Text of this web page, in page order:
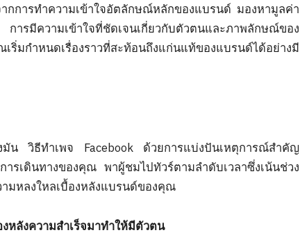
กการทำความเข้าใจอัตลักษณ์หลักของแบรนด์ มองหามูลค่า
ารมีความเข้าใจที่ชัดเจนเกี่ยวกับตัวตนและภาพลักษณ์ของ
นดเรื่องราวที่สะท้อนถึงแก่นแท้ของแบรนด์ได้อย่างมี
มัน วิธีทำเพจ Facebook ด้วยการแบ่งปันเหตุการณ์สำคัญ
รเดินทางของคุณ พาผู้ชมไปทัวร์ตามลำดับเวลาซึ่งเน้นช่วง
มหลงใหลเบื้องหลังแบรนด์ของคุณ
หลังความสำเร็จมาทำให้มีตัวตน